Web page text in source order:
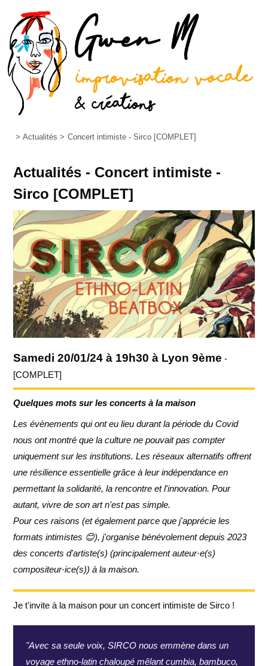
> Actualités > Concert intimiste - Sirco [COMPLET]
Actualités - Concert intimiste -
Sirco [COMPLET]
Samedi 20/01/24 à 19h30 à Lyon 9ème -
[COMPLET]
Quelques mots sur les concerts à la maison
Les évènements qui ont eu lieu durant la période du Covid
nous ont montré que la culture ne pouvait pas compter
uniquement sur les institutions. Les réseaux alternatifs offrent
une résilience essentielle grâce à leur indépendance en
permettant la solidarité, la rencontre et l'innovation. Pour
autant, vivre de son art n'est pas simple.
Pour ces raisons (et également parce que j'apprécie les
formats intimistes 😊), j'organise bénévolement depuis 2023
des concerts d'artiste(s) (principalement auteur·e(s)
compositeur·ice(s)) à la maison.
Je t'invite à la maison pour un concert intimiste de Sirco !
"Avec sa seule voix, SIRCO nous emmène dans un
voyage ethno-latin chaloupé mêlant cumbia, bambuco,